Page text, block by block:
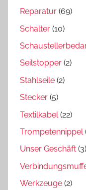
Reparatur (69)
Schalter (10)
Seilstopper (2)
Stahlseile (2)
Stecker (5)
Textilkabel (22)
Trompetennippel
Unser Geschäft (3)
Werkzeuge (2)